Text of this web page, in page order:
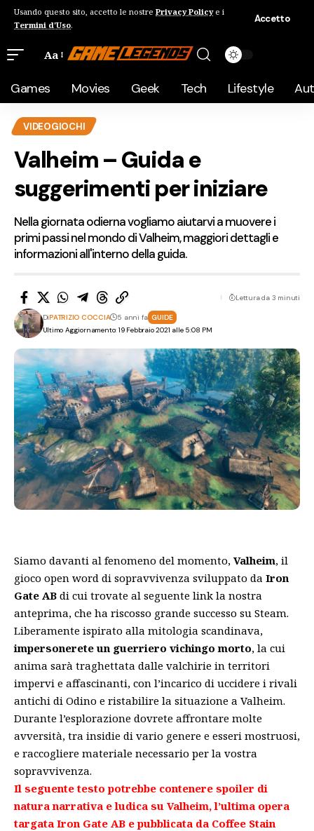
Usando questo sito, accetto le nostre Privacy Policye i
Termini d'Uso.
Accetto
Aa
Games Movies Geek Tech Lifestyle
VIDEOGIOCHI
Valheim – Guida e
suggerimenti per iniziare
Nella giornata odierna vogliamo aiutarvi a muovere i
primi passi nel mondo di Valheim, maggiori dettagli e
informazioni all'interno della guida.
Ultimo Aggiornamento: 19 Febbraio 2021 alle 5:08 PM
DiPATRIZIO COCCIA 5 anni fa GUIDE
Lettura da 3 minuti
Siamo davanti al fenomeno del momento, Valheim, il
gioco open word di sopravvivenza sviluppato da Iron
Gate AB di cui trovate al seguente link la nostra
anteprima, che ha riscosso grande successo su Steam.
Liberamente ispirato alla mitologia scandinava,
impersonerete un guerriero vichingo morto, la cui
anima sarà traghettata dalle valchirie in territori
impervi e affascinanti, con l’incarico di uccidere i rivali
antichi di Odino e ristabilire la situazione a Valheim.
Durante l’esplorazione dovrete affrontare molte
avversità, tra insidie di vario genere e esseri mostruosi,
e raccogliere materiale necessario per la vostra
sopravvivenza.
Il seguente testo potrebbe contenere spoiler di
natura narrativa e ludica su Valheim, l’ultima opera
targata Iron Gate AB e pubblicata da Coffee Stain